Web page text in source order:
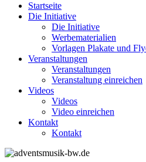
Startseite
Die Initiative
Die Initiative
Werbematerialien
Vorlagen Plakate und
Veranstaltungen
Veranstaltungen
Veranstaltung einreichen
Videos
Videos
Video einreichen
Kontakt
Kontakt